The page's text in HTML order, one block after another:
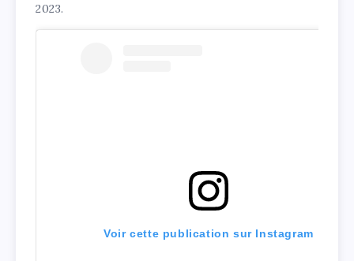
2023.
Voir cette publication sur Instagram